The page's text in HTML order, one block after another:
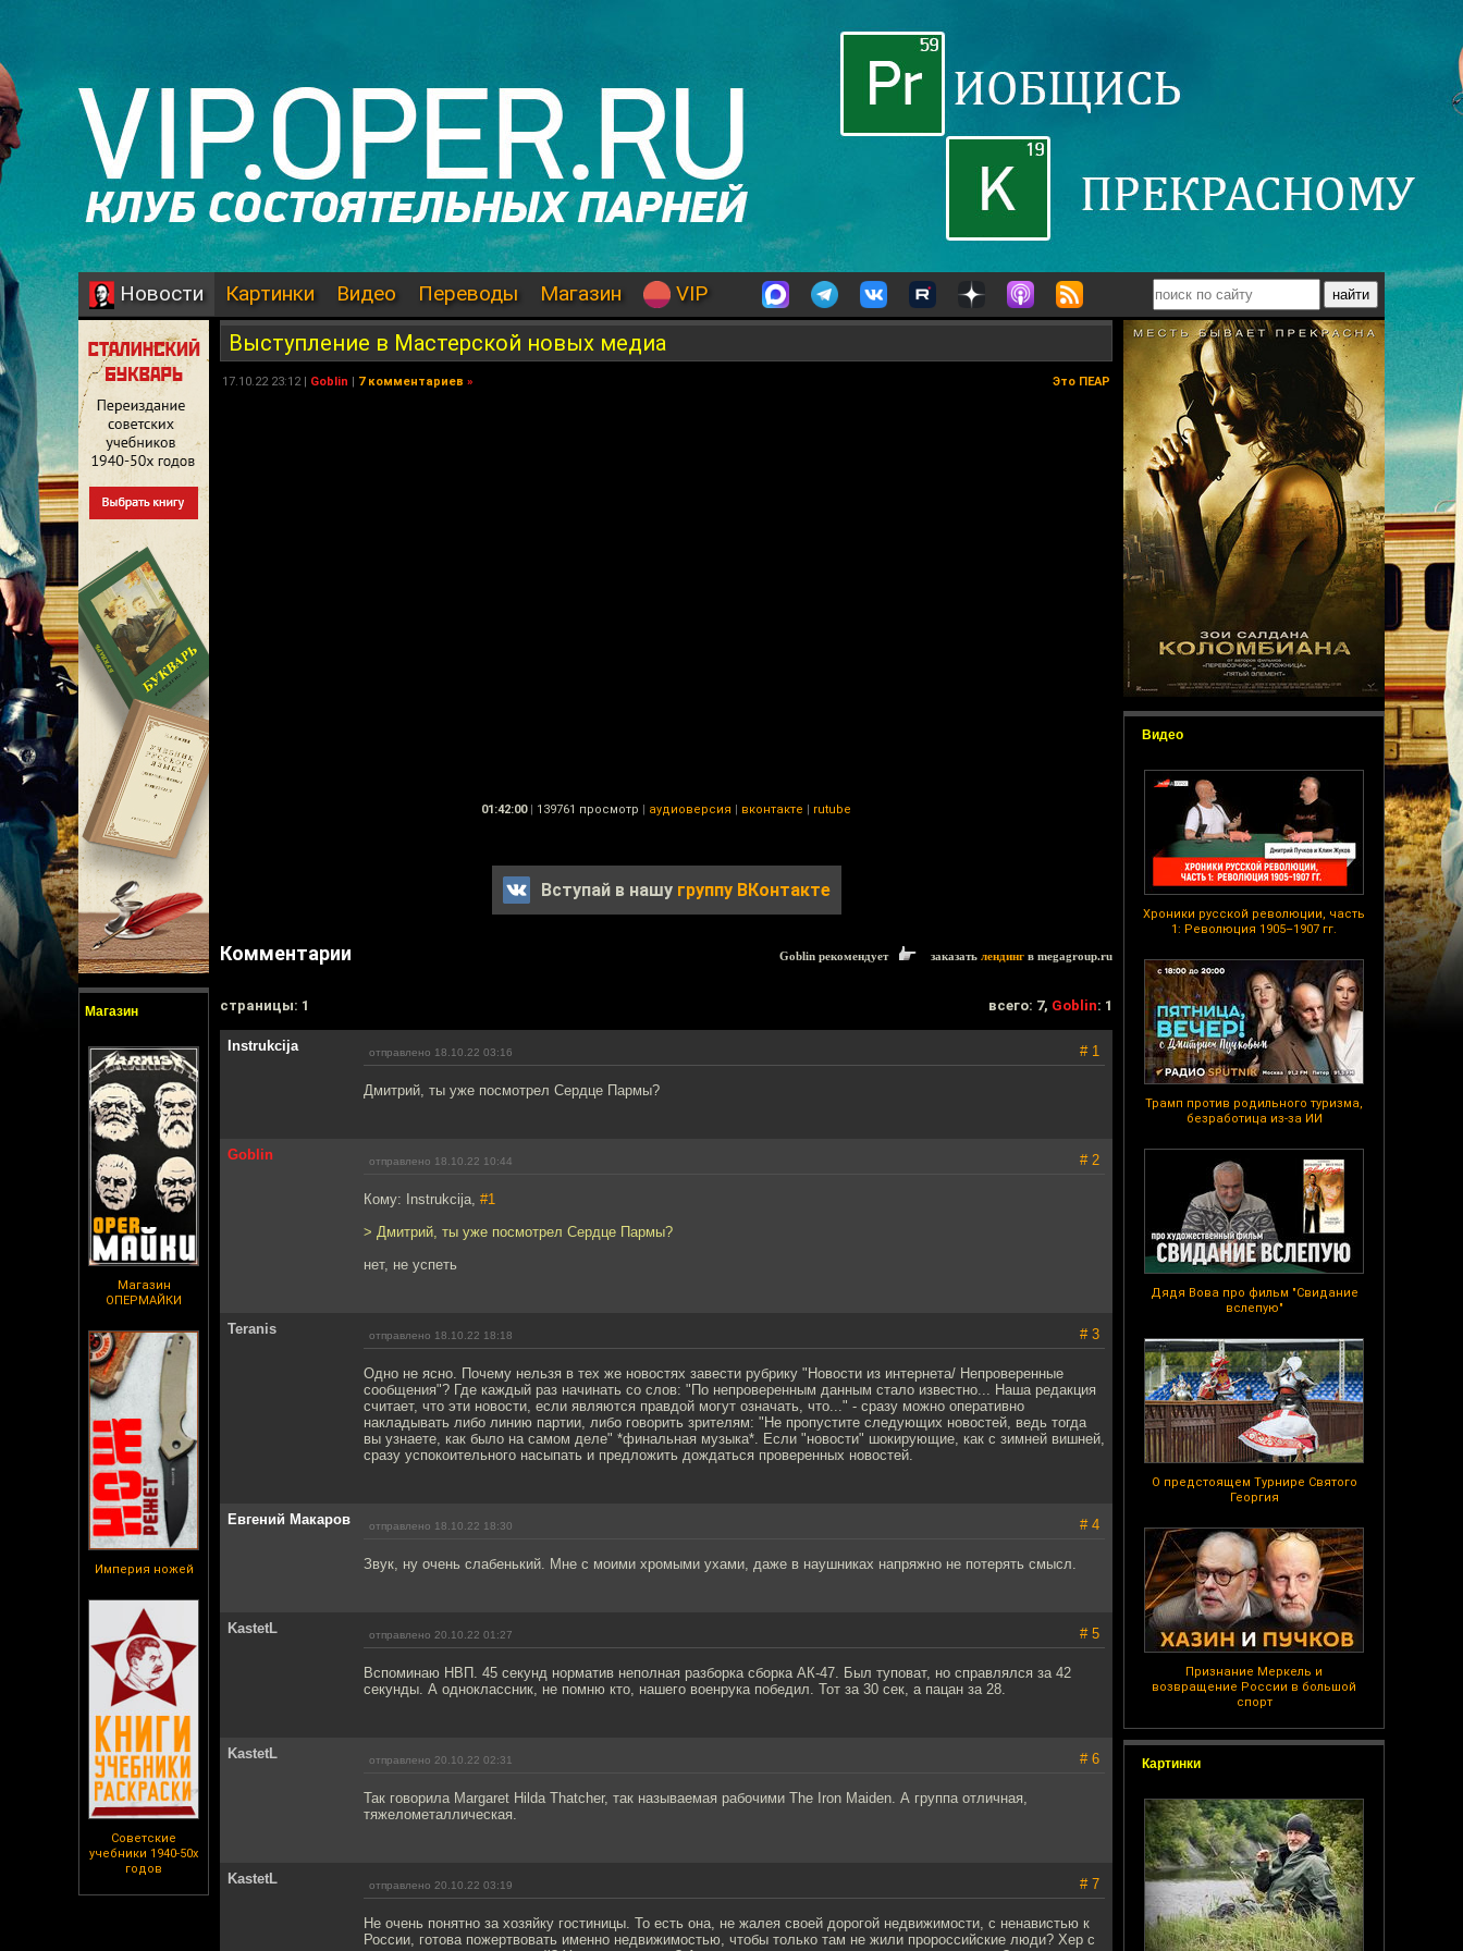
Новости Картинки Видео Переводы Магазин VIP
Магазин
Магазин
ОПЕРМАЙКИ
Империя ножей
Советские
учебники 1940-50х
годов
Видео
Хроники русской революции, часть
1: Революция 1905–1907 гг.
Трамп против родильного туризма,
безработица из-за ИИ
Дядя Вова про фильм "Свидание
вслепую"
О предстоящем Турнире Святого
Георгия
Признание Меркель и
возвращение России в большой
спорт
Картинки
Выступление в Мастерской новых медиа
17.10.22 23:12 | Goblin | 7 комментариев » Это ПЕАР
01:42:00 | 139761 просмотр | аудиоверсия | вконтакте | rutube
Вступай в нашу группу ВКонтакте
Комментарии Goblin рекомендует заказать лендинг в megagroup.ru
cтраницы: 1 всего: 7, Goblin: 1
Instrukcija отправлено 18.10.22 03:16 # 1
Дмитрий, ты уже посмотрел Сердце Пармы?
Goblin отправлено 18.10.22 10:44 # 2
Кому: Instrukcija, #1
> Дмитрий, ты уже посмотрел Сердце Пармы?
нет, не успеть
Teranis отправлено 18.10.22 18:18 # 3
Одно не ясно. Почему нельзя в тех же новостях завести рубрику "Новости из интернета/ Непроверенные
сообщения"? Где каждый раз начинать со слов: "По непроверенным данным стало известно... Наша редакция
считает, что эти новости, если являются правдой могут означать, что..." - сразу можно оперативно
накладывать либо линию партии, либо говорить зрителям: "Не пропустите следующих новостей, ведь тогда
вы узнаете, как было на самом деле" *финальная музыка*. Если "новости" шокирующие, как с зимней вишней,
сразу успокоительного насыпать и предложить дождаться проверенных новостей.
Евгений Макаров отправлено 18.10.22 18:30 # 4
Звук, ну очень слабенький. Мне с моими хромыми ухами, даже в наушниках напряжно не потерять смысл.
KastetL отправлено 20.10.22 01:27 # 5
Вспоминаю НВП. 45 секунд норматив неполная разборка сборка АК-47. Был туповат, но справлялся за 42
секунды. А одноклассник, не помню кто, нашего военрука победил. Тот за 30 сек, а пацан за 28.
KastetL отправлено 20.10.22 02:31 # 6
Так говорила Margaret Hilda Thatcher, так называемая рабочими The Iron Maiden. А группа отличная,
тяжелометаллическая.
KastetL отправлено 20.10.22 03:19 # 7
Не очень понятно за хозяйку гостиницы. То есть она, не жалея своей дорогой недвижимости, с ненавистью к
России, готова пожертвовать именно недвижимостью, чтобы только там не жили пророссийские люди? Хер с